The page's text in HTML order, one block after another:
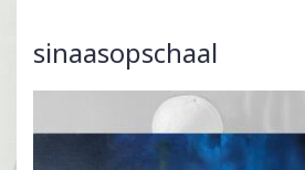
sinaasopschaal